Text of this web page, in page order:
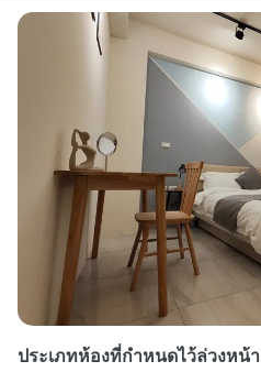
ประเภทห้องที่กำหนดไว้ล่วงหน้า